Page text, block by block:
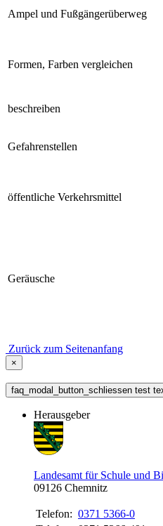
Ampel und Fußgängerüberweg
Formen, Farben vergleichen
beschreiben
Gefahrenstellen
öffentliche Verkehrsmittel
Geräusche
Zurück zum Seitenanfang
×
faq_modal_button_schliessen test
Herausgeber
Landesamt für Schule und
09126 Chemnitz
Telefon: 0371 5366-0